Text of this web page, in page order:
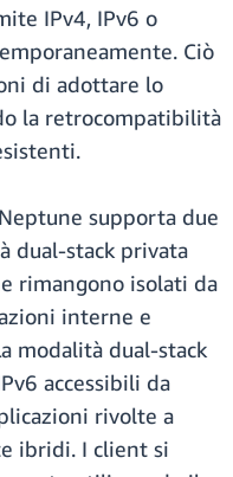
IPv4, IPv6 o
Ciò
di adottare lo
la retrocompatibilità
supporta due
dual-stack privata
rimangono isolati da
interne e
modalità dual-stack
accessibili da
rivolte a
ibridi. I client si